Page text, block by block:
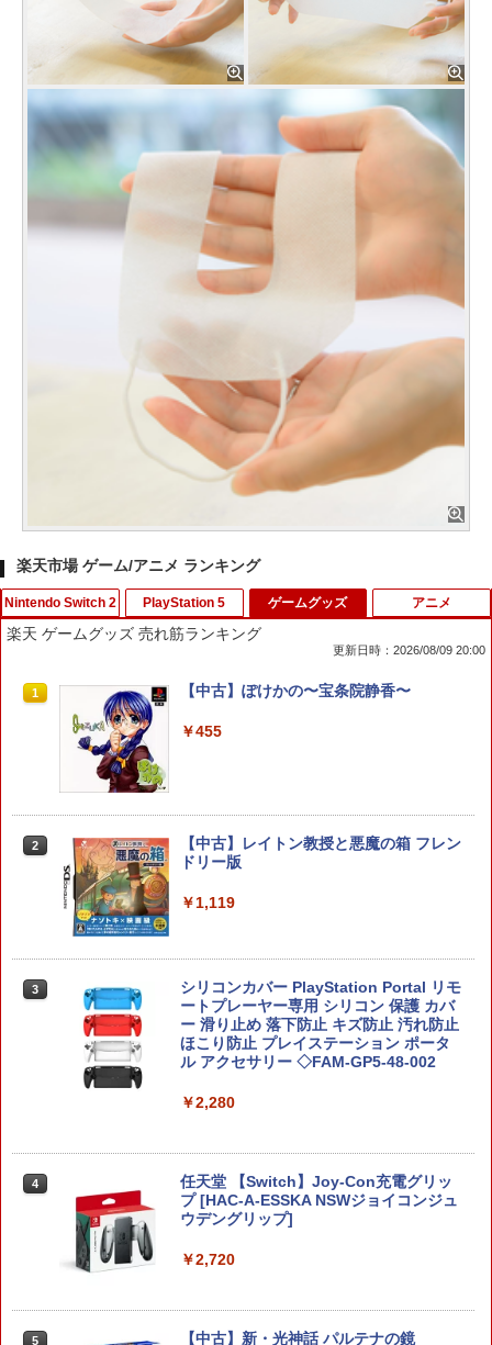
楽天市場 ゲーム/アニメ ランキング
Nintendo Switch 2
1 ぽこ あ ポケモン
￥7,880
2
【PowerA 公式ストア】パワーエー アド
バンテージ・ワイヤレスコントローラー
天堂公式ライセンス商品】送料無料 国内
￥7,900
ドラゴンクエストVII Reimagined Ninte
ndoSwitch2版
￥7,900
4 カービィのエアライダー
PlayStation 5
1
カプコン 【PS5】レッド・デッド・リデ
ッドリデンプション]
2
【新品】PS5ソフト デジモンストーリー
タイムストレンジャー【都城店】
￥5,800
3
コーエーテクモゲームス 真・三國無双2
with 猛将伝 Remastered【PS5】 ELJM
30997 [ELJM30997]
【特典】SILENT HILL: Townfall(【早期
購入封入特典】DLCチラシ)
￥6,507
オリ特付【10/01発売日お届け☆予約】
【新品】【PS5】真・三國無双2 with 猛
ゲームグッズ
楽天 ゲームグッズ 売れ筋ランキング
更新日時：2026/08/09 20:00
1 【中古】ぽけかの〜宝条院静香〜
￥455
2
【中古】レイトン教授と悪魔の箱 フレン
ドリー版
￥1,119
3
シリコンカバー PlayStation Portal リモ
ートプレーヤー専用 シリコン 保護 カバ
ー 滑り止め 落下防止 キズ防止 汚れ防止
ほこり防止 プレイステーション ポータ
ル アクセサリー ◇FAM-GP5-48-002
￥2,280
4
任天堂 【Switch】Joy-Con充電グリッ
プ [HAC-A-ESSKA NSWジョイコンジュ
ウデングリップ]
￥2,720
5 【中古】新・光神話 パルテナの鏡
アニメ